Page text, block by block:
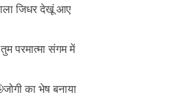
जिधर देखूं आए
परमात्मा संगम में
का भेष बनाया